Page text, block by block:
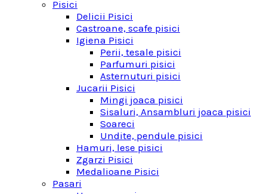
Pisici
Delicii Pisici
Castroane, scafe pisici
Igiena Pisici
Perii, tesale pisici
Parfumuri pisici
Asternuturi pisici
Jucarii Pisici
Mingi joaca pisici
Sisaluri, Ansambluri joaca pisici
Soareci
Undite, pendule pisici
Hamuri, lese pisici
Zgarzi Pisici
Medalioane Pisici
Pasari